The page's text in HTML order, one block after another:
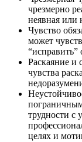
чрезмерно
неявная или
Чувство
может
Раскаяние и
чувства
трудности с
целях и